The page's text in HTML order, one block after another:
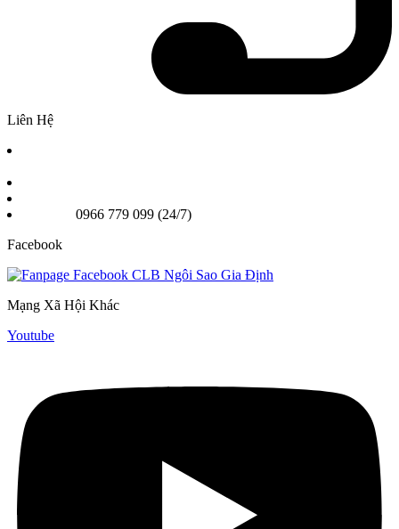
Liên Hệ
0966 779 099 (24/7)
Facebook
Mạng Xã Hội Khác
Youtube